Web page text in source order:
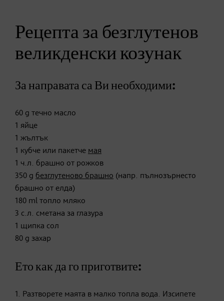
Рецепта за безглутенов
великденски козунак
За направата са Ви необходими:
60 g течно масло
1 яйце
1 жълтък
1 кубче или пакетче мая
1 ч.л. брашно от рожков
350 g безглутеново брашно (напр. пълнозърнесто
брашно от елда)
180 ml топло мляко
3 с.л. сметана за глазура
1 щипка сол
80 g захар
Ето как да го приготвите:
1. Разтворете маята в малко топла вода. Изсипете